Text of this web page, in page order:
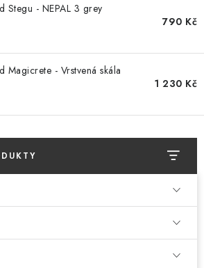
Stegu - NEPAL 3 grey
790 Kč
Magicrete - Vrstvená skála
1 230 Kč